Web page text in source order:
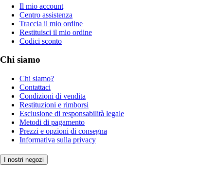
Il mio account
Centro assistenza
Traccia il mio ordine
Restituisci il mio ordine
Codici sconto
Chi siamo
Chi siamo?
Contattaci
Condizioni di vendita
Restituzioni e rimborsi
Esclusione di responsabilità legale
Metodi di pagamento
Prezzi e opzioni di consegna
Informativa sulla privacy
I nostri negozi